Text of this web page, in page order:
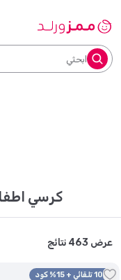
ابحثي
كرسي
عرض 463 نتائج
10% تلقائي + 15% كود